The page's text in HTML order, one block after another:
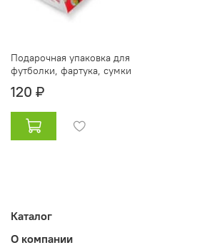
Подарочная упаковка для
футболки, фартука, сумки
120 ₽
Каталог
О компании